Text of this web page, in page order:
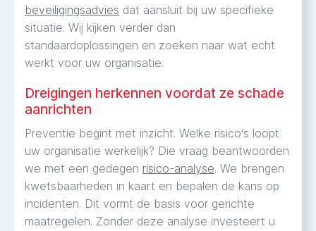
beveiligingsadvies dat aansluit bij uw specifieke
situatie. Wij kijken verder dan
standaardoplossingen en zoeken naar wat echt
werkt voor uw organisatie.
Dreigingen herkennen voordat ze schade
aanrichten
Preventie begint met inzicht. Welke risico's loopt
uw organisatie werkelijk? Die vraag beantwoorden
we met een gedegen risico-analyse. We brengen
kwetsbaarheden in kaart en bepalen de kans op
incidenten. Dit vormt de basis voor gerichte
maatregelen. Zonder deze analyse investeert u